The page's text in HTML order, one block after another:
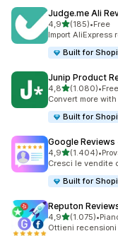
Judge.me Ali
4,9stelle su 5
(185)
185 recensioni
•Free
Import AliExpress
Built for
Junip Product
4,8stelle su 5
(1.080)
1080 recensioni
•
Convert more
Built for
Google Reviews
4,9stelle su 5
(1.404)
1404 recensioni
•
Cresci le vendite
Built for
Reputon
4,9stelle su 5
(1.075)
1075 recensioni
•
Ottieni recensioni